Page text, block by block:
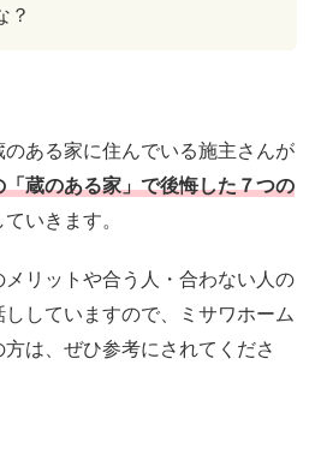
？
ある家に住んでいる施主さんが
蔵のある家」で後悔した７つの
いきます。
リットや合う人・合わない人の
していますので、ミサワホーム
は、ぜひ参考にされてくださ